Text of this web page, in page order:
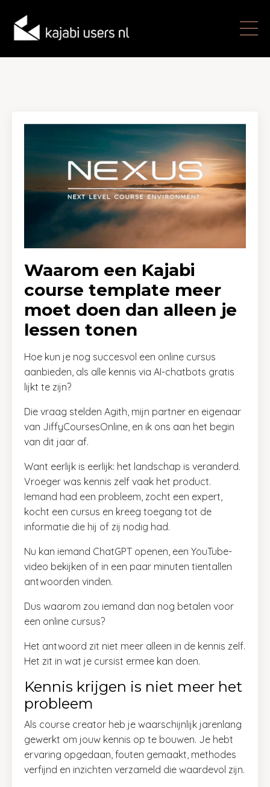
Waarom een Kajabi
course template meer
moet doen dan alleen je
lessen tonen
Hoe kun je nog succesvol een online cursus
aanbieden, als alle kennis via AI-chatbots gratis
lijkt te zijn?
Die vraag stelden Agith, mijn partner en eigenaar
van JiffyCoursesOnline, en ik ons aan het begin
van dit jaar af.
Want eerlijk is eerlijk: het landschap is veranderd.
Vroeger was kennis zelf vaak het product.
Iemand had een probleem, zocht een expert,
kocht een cursus en kreeg toegang tot de
informatie die hij of zij nodig had.
Nu kan iemand ChatGPT openen, een YouTube-
video bekijken of in een paar minuten tientallen
antwoorden vinden.
Dus waarom zou iemand dan nog betalen voor
een online cursus?
Het antwoord zit niet meer alleen in de kennis zelf.
Het zit in wat je cursist ermee kan doen.
Kennis krijgen is niet meer het
probleem
Als course creator heb je waarschijnlijk jarenlang
gewerkt om jouw kennis op te bouwen. Je hebt
ervaring opgedaan, fouten gemaakt, methodes
verfijnd en inzichten verzameld die waardevol zijn.